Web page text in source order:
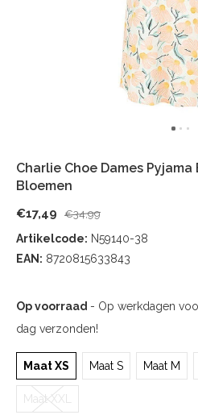
Charlie Choe Dames
Bloemen
€17,49 €34,99
Artikelcode: N59140-38
EAN: 8720815633843
Op voorraad - Op werkdagen
dag verzonden!
Maat XS Maat S Maat M
Maat XXL